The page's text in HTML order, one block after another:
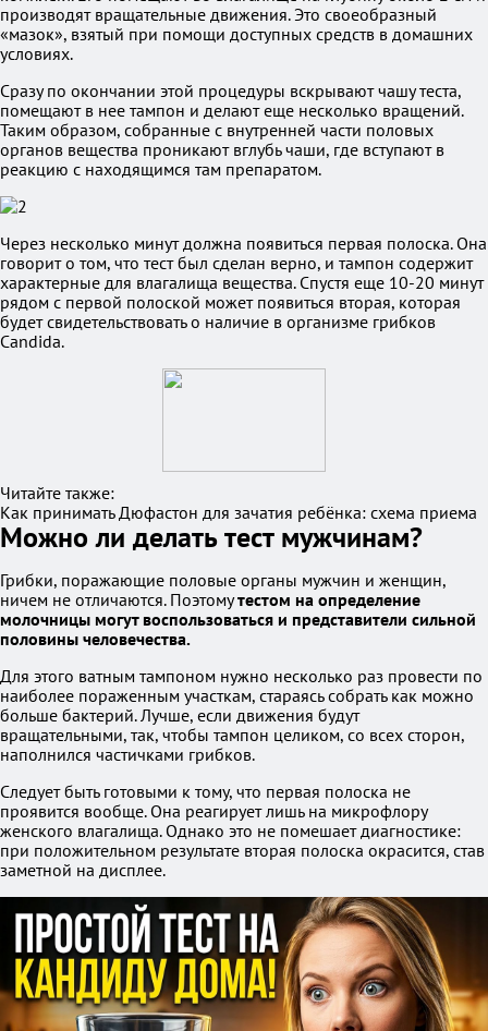
производят вращательные движения. Это своеобразный
«мазок», взятый при помощи доступных средств в домашних
условиях.
Сразу по окончании этой процедуры вскрывают чашу теста,
помещают в нее тампон и делают еще несколько вращений.
Таким образом, собранные с внутренней части половых
органов вещества проникают вглубь чаши, где вступают в
реакцию с находящимся там препаратом.
Через несколько минут должна появиться первая полоска. Она
говорит о том, что тест был сделан верно, и тампон содержит
характерные для влагалища вещества. Спустя еще 10-20 минут
рядом с первой полоской может появиться вторая, которая
будет свидетельствовать о наличие в организме грибков
Candida.
Читайте также:
Как принимать Дюфастон для зачатия ребёнка: схема приема
Можно ли делать тест мужчинам?
Грибки, поражающие половые органы мужчин и женщин,
ничем не отличаются. Поэтомутестом на определение
молочницы могут воспользоваться и представители сильной
половины человечества.
Для этого ватным тампоном нужно несколько раз провести по
наиболее пораженным участкам, стараясь собрать как можно
больше бактерий. Лучше, если движения будут
вращательными, так, чтобы тампон целиком, со всех сторон,
наполнился частичками грибков.
Следует быть готовыми к тому, что первая полоска не
проявится вообще. Она реагирует лишь на микрофлору
женского влагалища. Однако это не помешает диагностике:
при положительном результате вторая полоска окрасится, став
заметной на дисплее.